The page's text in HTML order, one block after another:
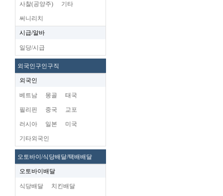
사찰(공양주) 기타
써니리치
시급/알바
일당/시급
외국인구인구직
외국인
베트남 몽골 태국
필리핀 중국 교포
러시아 일본 미국
기타외국인
오토바이/식당배달/택배배달
오토바이배달
식당배달 치킨배달